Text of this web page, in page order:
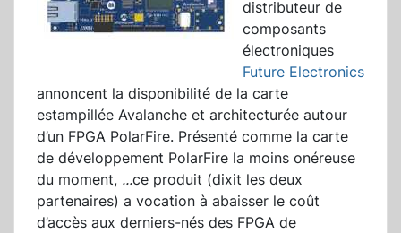
distributeur de
composants
électroniques
Future Electronics
annoncent la disponibilité de la carte
estampillée Avalanche et architecturée autour
d’un FPGA PolarFire. Présenté comme la carte
de développement PolarFire la moins onéreuse
du moment, ...ce produit (dixit les deux
partenaires) a vocation à abaisser le coût
d’accès aux derniers-nés des FPGA de